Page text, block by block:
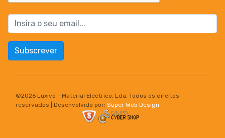
Subscrever
©2026 Luxivo - Material Eléctrico, Lda. Todos os direitos
reservados | Desenvolvido por: Super Web Design